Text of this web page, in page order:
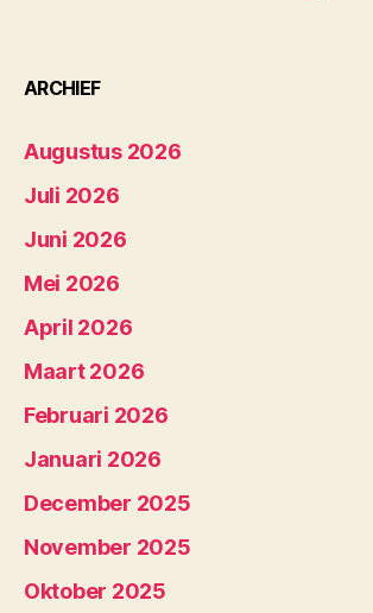
ARCHIEF
Augustus 2026
Juli 2026
Juni 2026
Mei 2026
April 2026
Maart 2026
Februari 2026
Januari 2026
December 2025
November 2025
Oktober 2025